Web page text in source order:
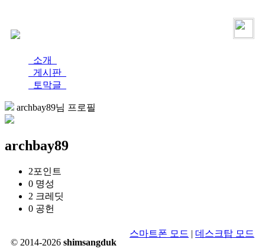
소개
게시판
토막글
archbay89님 프로필
archbay89
2포인트
0 명성
2 크레딧
0 공헌
© 2014-2026 shimsangduk
스마트폰 모드 | 데스크탑 모드